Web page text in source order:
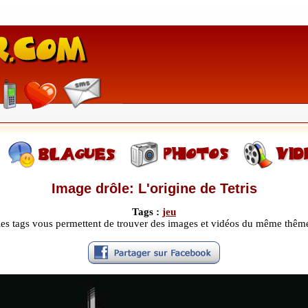
Image drôle: L'origine de Tetris
Tags : jeu
tags vous permettent de trouver des images et vidéos du même